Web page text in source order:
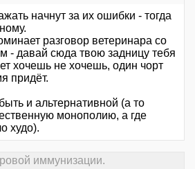
начнут за их ошибки - тогда
разговор ветеринара со
давай сюда твою задницу тебя
хочешь не хочешь, один чорт
придёт.
и альтернативной (а то
монополию, а где
худо).
иммунизации.